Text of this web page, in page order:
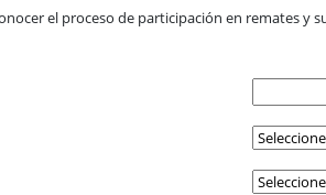
el proceso de participación en remates y